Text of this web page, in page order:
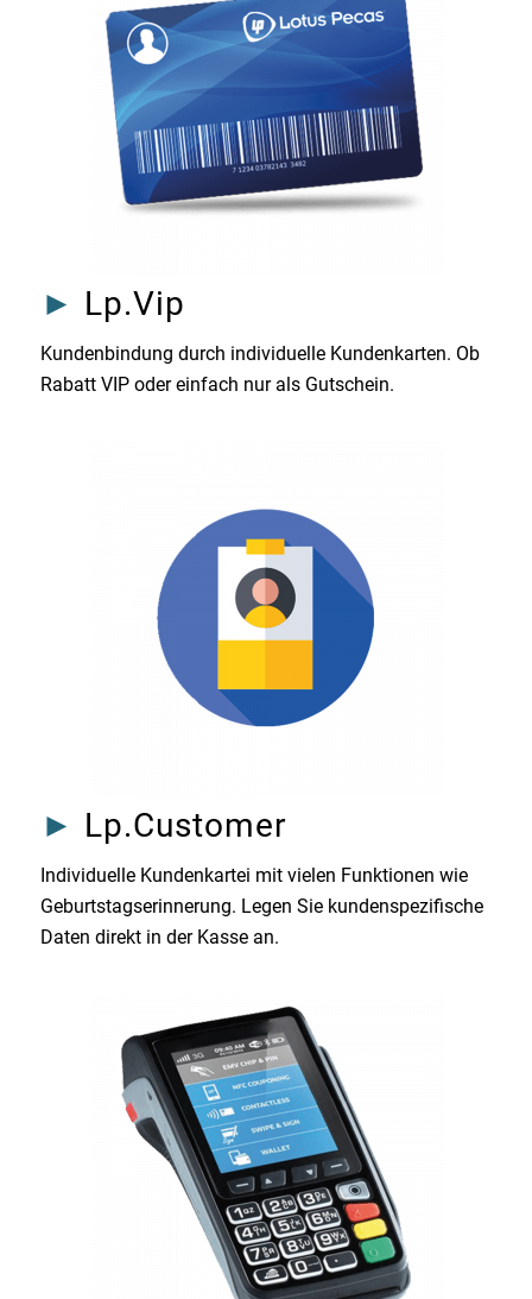
► Lp.Vip
Kundenbindung durch individuelle Kundenkarten. Ob
Rabatt VIP oder einfach nur als Gutschein.
► Lp.Customer
Individuelle Kundenkartei mit vielen Funktionen wie
Geburtstagserinnerung. Legen Sie kundenspezifische
Daten direkt in der Kasse an.